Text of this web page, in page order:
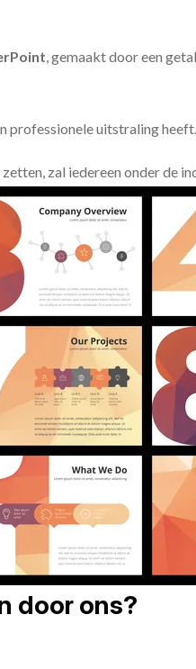
, gemaakt door een
professionele uitstraling heeft.
zal iedereen onder de
door ons?